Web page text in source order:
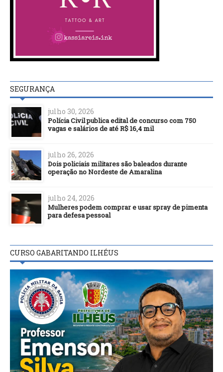
SEGURANÇA
julho 30, 2026
Polícia Civil publica edital de concurso com 750
vagas e salários de até R$ 16,4 mil
julho 26, 2026
Dois policiais militares são baleados durante
operação no Nordeste de Amaralina
julho 24, 2026
Mulheres podem comprar e usar spray de pimenta
para defesa pessoal
CURSO GABARITANDO ILHÉUS